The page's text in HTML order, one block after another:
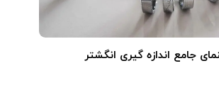
جامع اندازه گیری انگشتر